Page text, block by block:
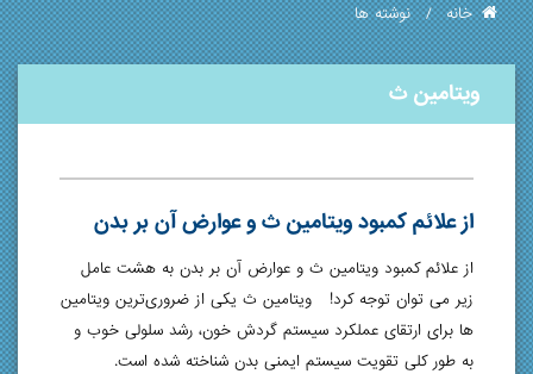
خانه نوشته ها
ویتامین ث
از علائم کمبود ویتامین ث و عوارض آن بر بدن
از علائم کمبود ویتامین ث و عوارض آن بر بدن به هشت عامل
زیر می توان توجه کرد! ویتامین ث یکی از ضروری‌ترین ویتامین‌
ها برای ارتقای عملکرد سیستم گردش خون، رشد سلولی خوب و
به طور کلی تقویت سیستم ایمنی بدن شناخته شده است.